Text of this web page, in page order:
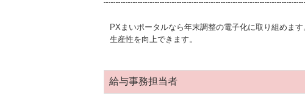
PXまいポータルなら年末調整の電子化に取り組めま
生産性を向上できます。
給与事務担当者